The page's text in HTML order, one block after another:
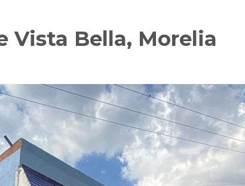
Vista Bella, Morelia